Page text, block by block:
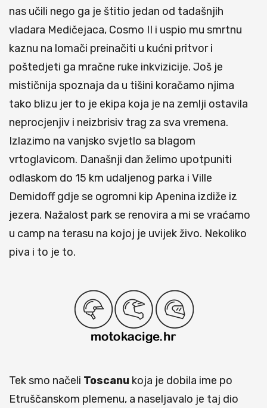
nas učili nego ga je štitio jedan od tadašnjih
vladara Medičejaca, Cosmo II i uspio mu smrtnu
kaznu na lomači preinačiti u kućni pritvor i
poštedjeti ga mračne ruke inkvizicije. Još je
mističnija spoznaja da u tišini koračamo njima
tako blizu jer to je ekipa koja je na zemlji ostavila
neprocjenjiv i neizbrisiv trag za sva vremena.
Izlazimo na vanjsko svjetlo sa blagom
vrtoglavicom. Današnji dan želimo upotpuniti
odlaskom do 15 km udaljenog parka i Ville
Demidoff gdje se ogromni kip Apenina izdiže iz
jezera. Nažalost park se renovira a mi se vraćamo
u camp na terasu na kojoj je uvijek živo. Nekoliko
piva i to je to.
Tek smo načeli Toscanu koja je dobila ime po
Etruščanskom plemenu, a naseljavalo je taj dio